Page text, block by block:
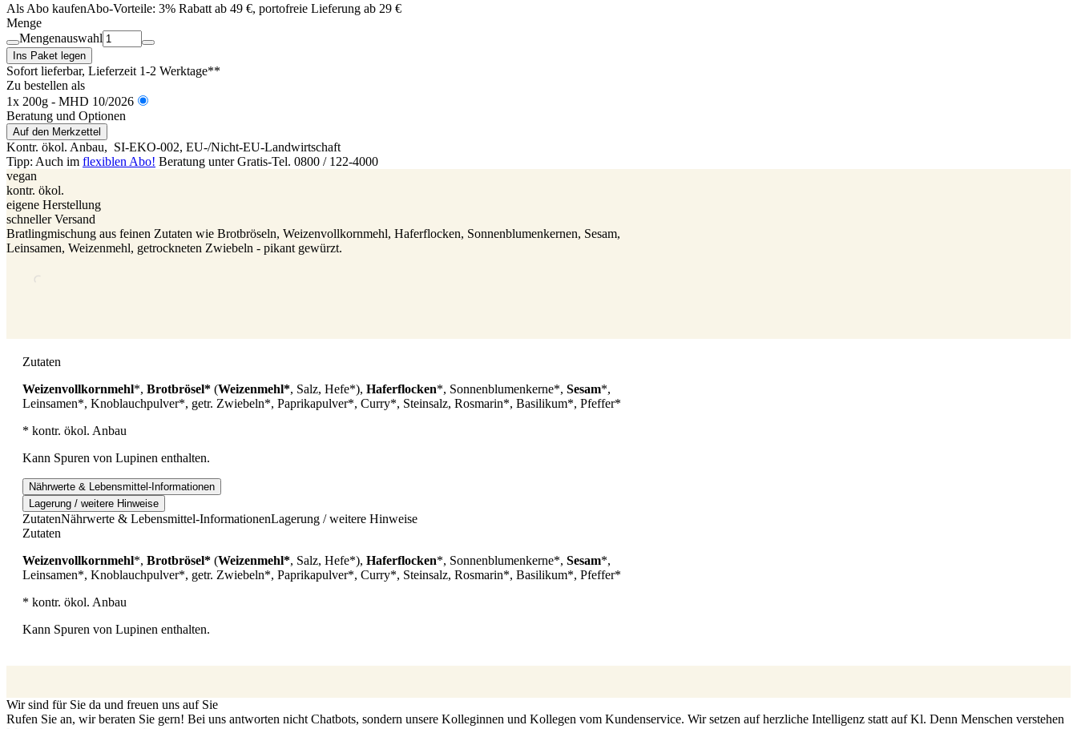
Als Abo kaufenAbo-Vorteile: 3% Rabatt ab 49 €, portofreie Lieferung ab 29 €
Menge
Mengenauswahl
Ins Paket legen
Sofort lieferbar, Lieferzeit 1-2 Werktage**
Zu bestellen als
1x 200g - MHD 10/2026
Beratung und Optionen
Auf den Merkzettel
Kontr. ökol. Anbau, SI-EKO-002, EU-/Nicht-EU-Landwirtschaft
Tipp: Auch im flexiblen Abo! Beratung unter Gratis-Tel. 0800 / 122-4000
vegan
kontr. ökol.
eigene Herstellung
schneller Versand
Bratlingmischung aus feinen Zutaten wie Brotbröseln, Weizenvollkornmehl, Haferflocken, Sonnenblumenkernen, Sesam,
Leinsamen, Weizenmehl, getrockneten Zwiebeln - pikant gewürzt.
Zutaten
Weizenvollkornmehl*, Brotbrösel* (Weizenmehl*, Salz, Hefe*), Haferflocken*, Sonnenblumenkerne*, Sesam*,
Leinsamen*, Knoblauchpulver*, getr. Zwiebeln*, Paprikapulver*, Curry*, Steinsalz, Rosmarin*, Basilikum*, Pfeffer*
* kontr. ökol. Anbau
Kann Spuren von Lupinen enthalten.
Nährwerte & Lebensmittel-Informationen
Lagerung / weitere Hinweise
ZutatenNährwerte & Lebensmittel-InformationenLagerung / weitere Hinweise
Zutaten
Weizenvollkornmehl*, Brotbrösel* (Weizenmehl*, Salz, Hefe*), Haferflocken*, Sonnenblumenkerne*, Sesam*,
Leinsamen*, Knoblauchpulver*, getr. Zwiebeln*, Paprikapulver*, Curry*, Steinsalz, Rosmarin*, Basilikum*, Pfeffer*
* kontr. ökol. Anbau
Kann Spuren von Lupinen enthalten.
Wir sind für Sie da und freuen uns auf Sie
Rufen Sie an, wir beraten Sie gern! Bei uns antworten nicht Chatbots, sondern unsere Kolleginnen und Kollegen vom Kundenservice. Wir setzen auf herzliche Intelligenz statt auf Kl. Denn Menschen verstehen